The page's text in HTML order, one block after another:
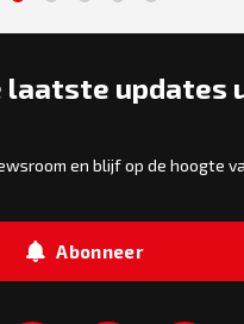
laatste updates
en blijf op de hoogte
Abonneer